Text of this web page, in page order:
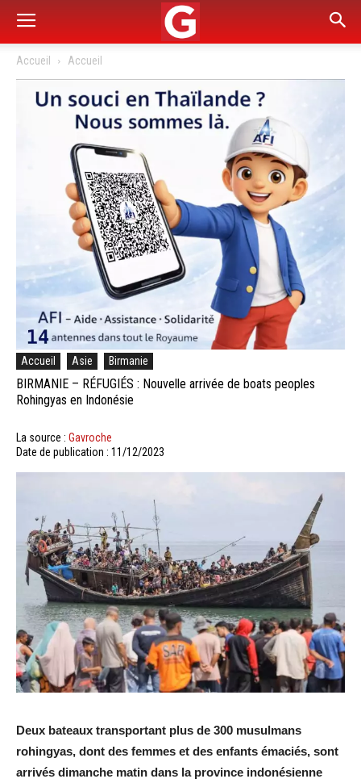
Accueil Accueil
Accueil Asie Birmanie
BIRMANIE – RÉFUGIÉS : Nouvelle arrivée de boats peoples
Rohingyas en Indonésie
La source : Gavroche
Date de publication : 11/12/2023
Deux bateaux transportant plus de 300 musulmans
rohingyas, dont des femmes et des enfants émaciés, sont
arrivés dimanche matin dans la province indonésienne